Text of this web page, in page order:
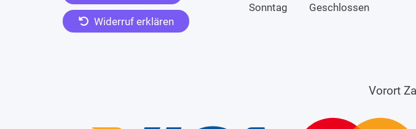
Widerruf erklären
Sonntag
Geschlossen
Vorort